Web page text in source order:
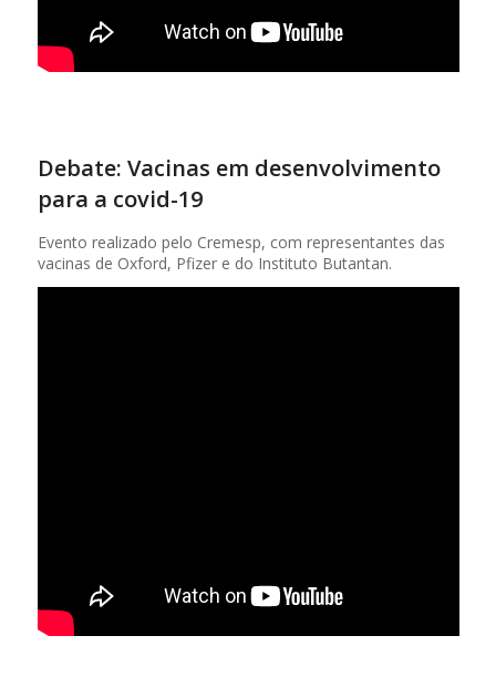
Debate: Vacinas em desenvolvimento
para a covid-19
Evento realizado pelo Cremesp, com representantes das
vacinas de Oxford, Pfizer e do Instituto Butantan.